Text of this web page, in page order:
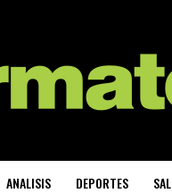
ANALISIS DEPORTES